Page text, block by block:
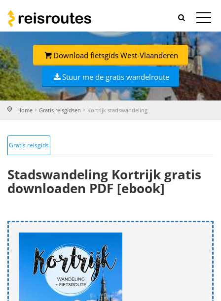
Download fietsgids West-Vlaanderen
Stuur me de gratis wandelroute
Home Gratis reisgidsen Kortrijk stadswandeling
Gratis reisgids
Stadswandeling Kortrijk gratis
downloaden PDF [ebook]